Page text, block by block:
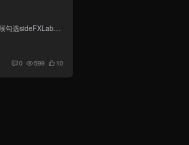
方法1 最简单的方法就是在安装Houdini的时候勾选sideFXLabs选项 方法2 如果按照houdini的时候忘记勾选，可以在工具栏点击加号查看有没有sideFXLabs选项，如果有的话就放到工具架上，然后点击Upd...
0 599 10